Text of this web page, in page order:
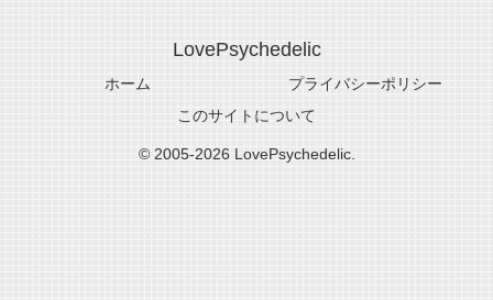
LovePsychedelic
ホーム
プライバシーポリシー
このサイトについて
© 2005-2026 LovePsychedelic.